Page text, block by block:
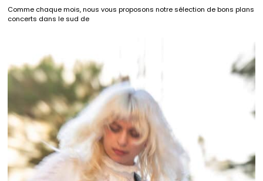
Comme chaque mois, nous vous proposons notre sélection de bons plans
concerts dans le sud de